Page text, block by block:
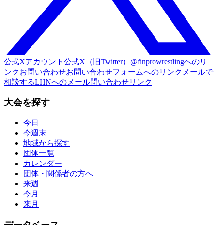
公式Xアカウント 公式X（旧Twitter）@finprowrestlingへのリ
ンクお問い合わせお問い合わせフォームへのリンク メールで
相談するLHNへのメール問い合わせリンク
大会を探す
今日
今週末
地域から探す
団体一覧
カレンダー
団体・関係者の方へ
来週
今月
来月